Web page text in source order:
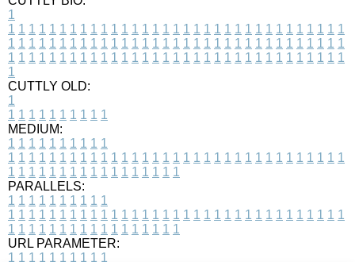
1
1 1 1 1 1 1 1 1 1 1 1 1 1 1 1 1 1 1 1 1 1 1 1 1 1 1 1 1 1 1 1 1 1
1 1 1 1 1 1 1 1 1 1 1 1 1 1 1 1 1 1 1 1 1 1 1 1 1 1 1 1 1 1 1 1 1
1 1 1 1 1 1 1 1 1 1 1 1 1 1 1 1 1 1 1 1 1 1 1 1 1 1 1 1 1 1 1 1 1
1
CUTTLY OLD:
1
1 1 1 1 1 1 1 1 1 1
MEDIUM:
1 1 1 1 1 1 1 1 1 1
1 1 1 1 1 1 1 1 1 1 1 1 1 1 1 1 1 1 1 1 1 1 1 1 1 1 1 1 1 1 1 1 1
1 1 1 1 1 1 1 1 1 1 1 1 1 1 1 1 1
PARALLELS:
1 1 1 1 1 1 1 1 1 1
1 1 1 1 1 1 1 1 1 1 1 1 1 1 1 1 1 1 1 1 1 1 1 1 1 1 1 1 1 1 1 1 1
1 1 1 1 1 1 1 1 1 1 1 1 1 1 1 1 1
URL PARAMETER:
1 1 1 1 1 1 1 1 1 1